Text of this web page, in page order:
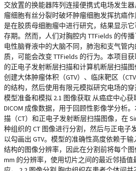
交放置的换能器阵列连接便携式电场发生
瘤细胞有丝分裂时破坏肿瘤细胞发挥抗癌作
是在胶质母细胞瘤中进行研究，结果显示
存期。然而，人们对胸腔内 TTFields 的传
电性脑脊液中的大脑不同，肺泡和支气管
质，可能会改变 TTFields 的行为。本项目
的正电子发射断层扫描和计算机断层扫描
创建大体肿瘤体积（GTV）、临床靶区（
的结构，然后使用有限元模拟研究电场的穿
模型准备和模拟 2.1 图像获取 从癌症中心获
DICOM 成像数据，用于回顾性影像学分析
描（CT）和正电子发射断层扫描图像，在
种组织的 CT 图像进行分割，然后与正电子
以勾画出 GTV。模型的准确性高度依赖于
结构的图像分辨率，因此在分割前将每个图
mm 的分辨率，使用切片之间的最近邻插